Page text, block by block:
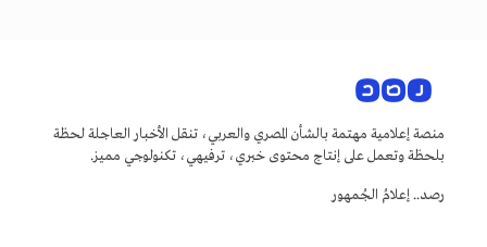
منصة إعلامية مهتمة بالشأن المصري والعربي، تنقل الأخبار العاجلة لحظة
بلحظة وتعمل على إنتاج محتوى خبري، ترفيهي، تكنولوجي مميز.
رصد.. إعلامُ الجُمهور